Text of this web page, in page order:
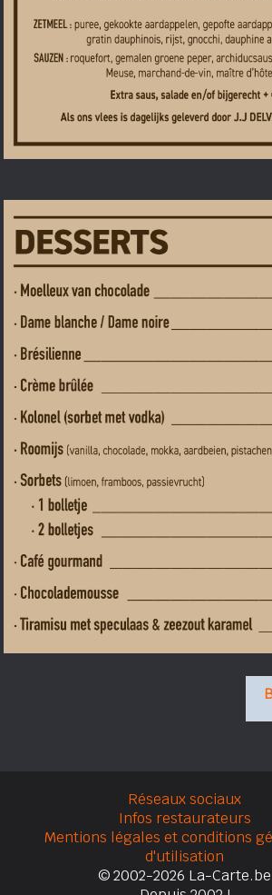
Réseaux sociaux
Infos restaurateurs
Mentions légales et conditions
d'utilisation
© 2002-2026 La-Carte.be